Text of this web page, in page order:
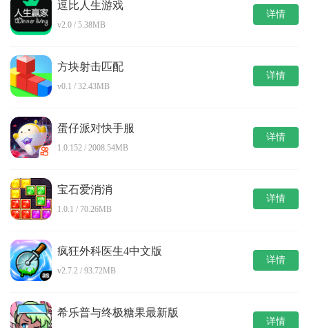
逗比人生游戏
v2.0 / 5.38MB
详情
方块射击匹配
v0.1 / 32.43MB
详情
蛋仔派对快手服
1.0.152 / 2008.54MB
详情
宝石爱消消
1.0.1 / 70.26MB
详情
疯狂外科医生4中文版
v2.7.2 / 93.72MB
详情
希乐普与终极糖果最新版
详情